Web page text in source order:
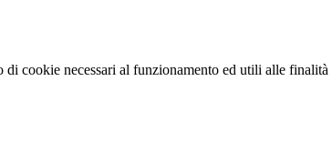
cookie necessari al funzionamento ed utili alle finalità